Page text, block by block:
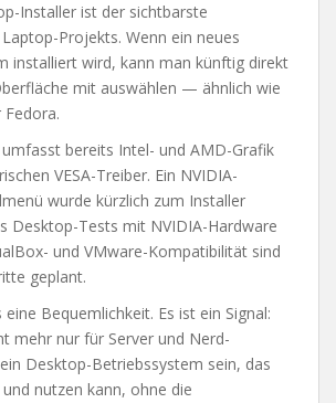
Installer ist der sichtbarste
Projekts. Wenn ein neues
installiert wird, kann man künftig direkt
mit auswählen — ähnlich wie
bereits Intel- und AMD-Grafik
VESA-Treiber. Ein NVIDIA-
wurde kürzlich zum Installer
Desktop-Tests mit NVIDIA-Hardware
und VMware-Kompatibilität sind
geplant.
Bequemlichkeit. Es ist ein Signal:
mehr nur für Server und Nerd-
Desktop-Betriebssystem sein, das
nutzen kann, ohne die